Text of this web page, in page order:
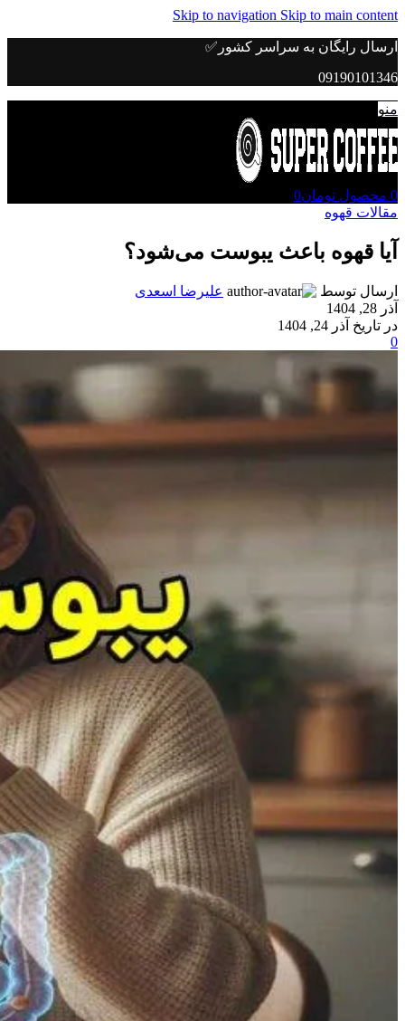
Skip to navigation Skip to main content
ارسال رایگان به سراسر کشور✅
09190101346
منو
0 محصول تومان0
مقالات قهوه
آیا قهوه باعث یبوست می‌شود؟
ارسال توسط
علیرضا اسعدی
آذر 28, 1404
در تاریخ آذر 24, 1404
0